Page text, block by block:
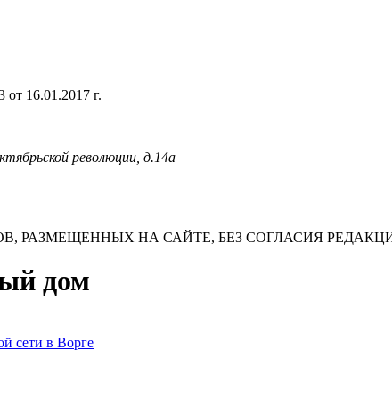
16.01.2017 г.
революции, д.14а
РАЗМЕЩЕННЫХ НА САЙТЕ, БЕЗ СОГЛАСИЯ
дом
сети в Ворге